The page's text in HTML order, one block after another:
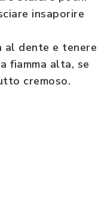
insaporire
dente e
fiamma alta, se
cremoso.